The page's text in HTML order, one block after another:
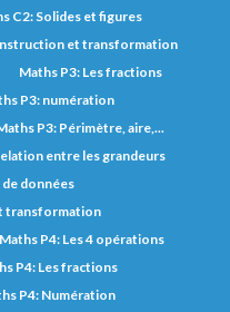
C2: Solides et figures
et transformation
Maths P3: Les fractions
P3: numération
P3: Périmètre, aire,...
entre les grandeurs
données
transformation
Maths P4: Les 4 opérations
P4: Les fractions
P4: Numération